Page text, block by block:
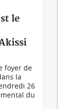
le
foyer de
la
26
du